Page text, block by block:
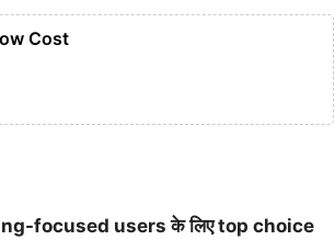
Cost
focused users के लिए top choice